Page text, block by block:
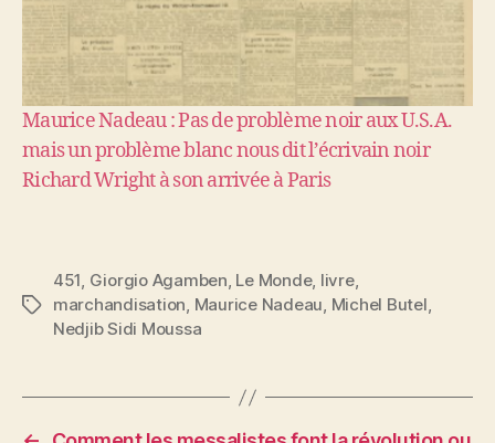
Maurice Nadeau : Pas de problème noir aux U.S.A.
mais un problème blanc nous dit l’écrivain noir
Richard Wright à son arrivée à Paris
Étiquettes
451, Giorgio Agamben, Le Monde, livre,
marchandisation, Maurice Nadeau, Michel Butel,
Nedjib Sidi Moussa